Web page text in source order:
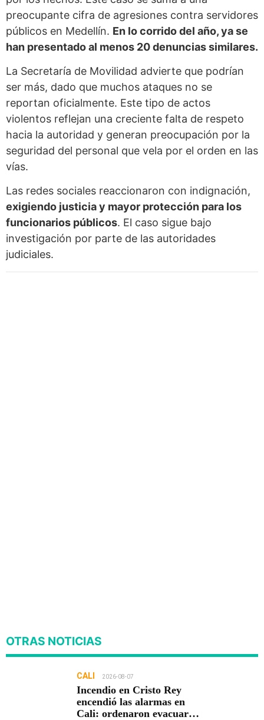
preocupante cifra de agresiones contra servidores
públicos en Medellín. En lo corrido del año, ya se
han presentado al menos 20 denuncias similares.
La Secretaría de Movilidad advierte que podrían
ser más, dado que muchos ataques no se
reportan oficialmente. Este tipo de actos
violentos reflejan una creciente falta de respeto
hacia la autoridad y generan preocupación por la
seguridad del personal que vela por el orden en las
vías.
Las redes sociales reaccionaron con indignación,
exigiendo justicia y mayor protección para los
funcionarios públicos. El caso sigue bajo
investigación por parte de las autoridades
judiciales.
OTRAS NOTICIAS
CALI 2026-08-07
Incendio en Cristo Rey
encendió las alarmas en
Cali: ordenaron evacuar